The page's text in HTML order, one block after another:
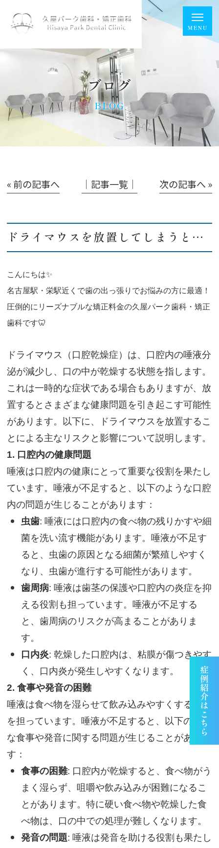
ブログ
BLOG
« 前の記事へ │記事一覧│ 次の記事へ »
ドライマウスを放置してしまうと…
こんにちは✨
名古屋駅・栄駅近くで歯の出っ張りでお悩みの方に最適！
圧倒的にリーズナブルな矯正料金の久屋パーク歯科・矯正
歯科です🦷
ドライマウス（口腔乾燥症）は、口腔内の唾液分
泌が減少し、口の中が乾燥する状態を指します。
これは一時的な症状である場合もありますが、放
置するとさまざまな健康問題を引き起こす可能性
があります。以下に、ドライマウスを放置するこ
とによる主なリスクと影響について説明します。
1. 口腔内の健康問題
唾液は口腔内の健康にとって重要な役割を果たし
ています。唾液が不足すると、以下のような口腔
内の問題が生じることがあります：
虫歯: 唾液には口腔内の食べ物の残りかすや細
菌を洗い流す機能があります。唾液が不足す
ると、虫歯の原因となる細菌が繁殖しやすく
なり、虫歯が進行する可能性があります。
歯周病: 唾液は歯茎の保護や口腔内の炎症を抑
える役割も担っています。唾液が不足する
と、歯周病のリスクが高まることがありま
す。
口内炎: 乾燥した口腔内は、粘膜が傷つきやす
く、口内炎が発生しやすくなります。
2.食事や発音の困難
唾液は食べ物を湿らせて飲み込みやすくする役割
を担っています。唾液が不足すると、以下のよう
な食事や発音に関する問題が生じることがありま
す：
食事の困難: 口腔内が乾燥すると、食べ物がう
まく湿らず、咀嚼や飲み込みが困難になるこ
とがあります。特に硬い食べ物や乾燥した食
べ物は、口の中での処理が難しくなります。
発音の問題: 唾液は発音を助ける役割も果たし